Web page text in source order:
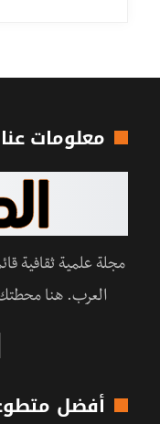
معلومات عنا
مجلة علمية ثقافية
العرب. هنا محطتك
أفضل